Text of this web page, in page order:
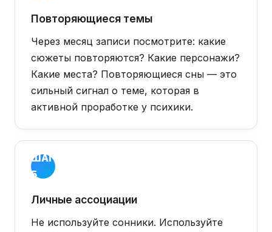
Повторяющиеся темы
Через месяц записи посмотрите: какие
сюжеты повторяются? Какие персонажи?
Какие места? Повторяющиеся сны — это
сильный сигнал о теме, которая в
активной проработке у психики.
ШАГ
5
Личные ассоциации
Не используйте сонники. Используйте